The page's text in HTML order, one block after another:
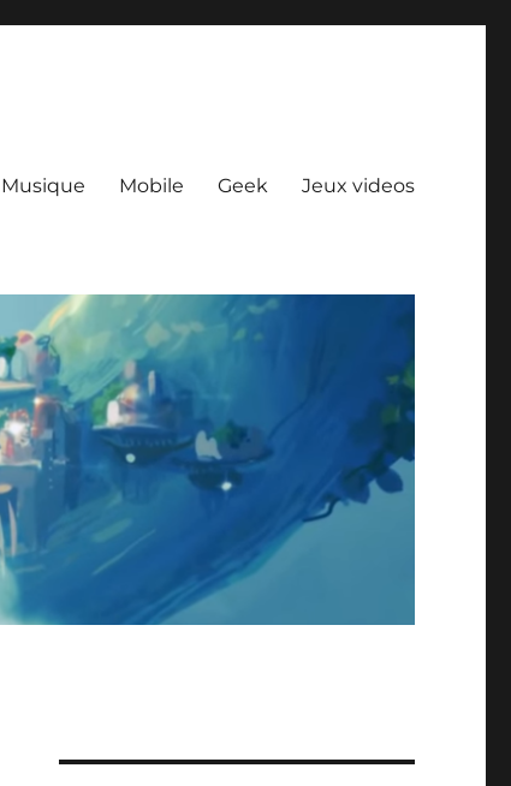
Musique Mobile Geek Jeux videos